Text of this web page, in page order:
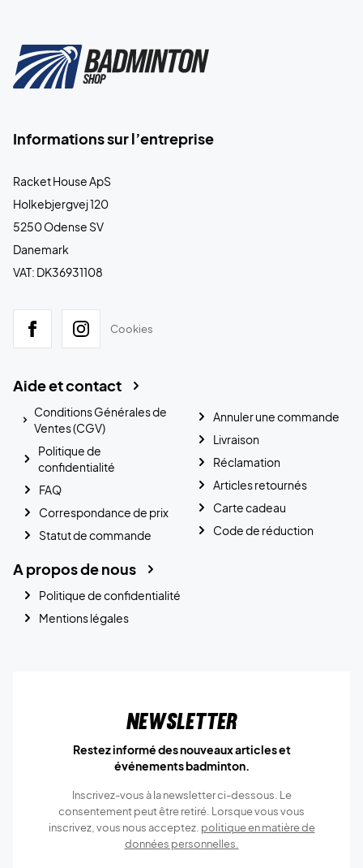
Informations sur l’entreprise
Racket House ApS
Holkebjergvej 120
5250 Odense SV
Danemark
VAT: DK36931108
Cookies
Aide et contact
Conditions Générales de
Ventes (CGV)
Politique de
confidentialité
FAQ
Correspondance de prix
Statut de commande
Annuler une commande
Livraison
Réclamation
Articles retournés
Carte cadeau
Code de réduction
A propos de nous
Politique de confidentialité
Mentions légales
Newsletter
Restez informé des nouveaux articles et
événements badminton.
Inscrivez-vous à la newsletter ci-dessous. Le
consentement peut être retiré. Lorsque vous vous
inscrivez, vous nous acceptez. politique en matière de
données personnelles.